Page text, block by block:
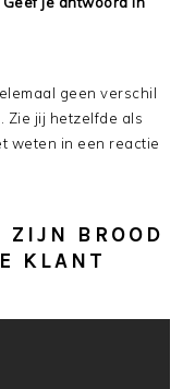
geen verschil
Zie jij hetzelfde als
weten in een reactie
ZIJN BROOD
KLANT